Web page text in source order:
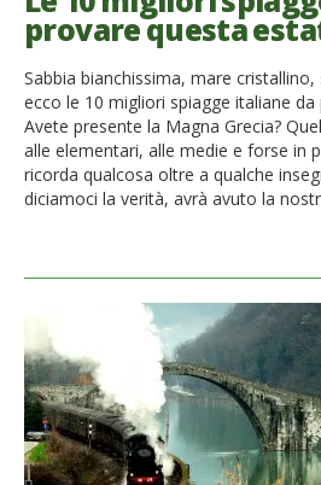
French
Italiano
provare questa
Sabbia bianchissima, mare
ecco le 10 migliori spiagge italiane
Avete presente la Magna Grecia?
alle elementari, alle medie e forse in
ricorda qualcosa oltre a qualche
diciamoci la verità, avrà avuto la